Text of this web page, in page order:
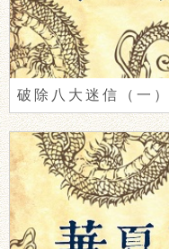
破除八大迷信（一）